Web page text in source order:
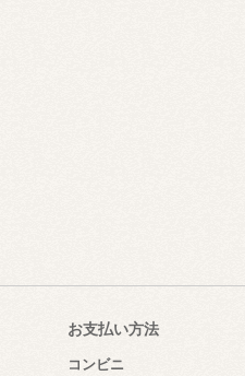
お支払い方法
コンビニ